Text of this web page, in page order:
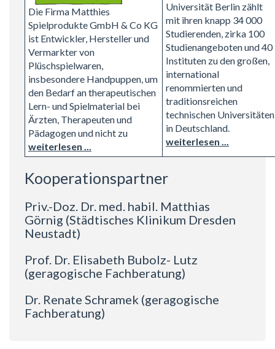
Die Firma Matthies
Spielprodukte GmbH & Co KG
ist Entwickler, Hersteller und
Vermarkter von
Plüschspielwaren,
insbesondere Handpuppen, um
den Bedarf an therapeutischen
Lern- und Spielmaterial bei
Ärzten, Therapeuten und
Pädagogen und nicht zu
weiterlesen ...
Universität Berlin zählt
mit ihren knapp 34 000
Studierenden, zirka 100
Studienangeboten und 40
Instituten zu den großen,
international
renommierten und
traditionsreichen
technischen Universitäten
in Deutschland.
weiterlesen ...
Kooperationspartner
Priv.-Doz. Dr. med. habil. Matthias
Görnig (Städtisches Klinikum Dresden
Neustadt)
Prof. Dr. Elisabeth Bubolz- Lutz
(geragogische Fachberatung)
Dr. Renate Schramek (geragogische
Fachberatung)